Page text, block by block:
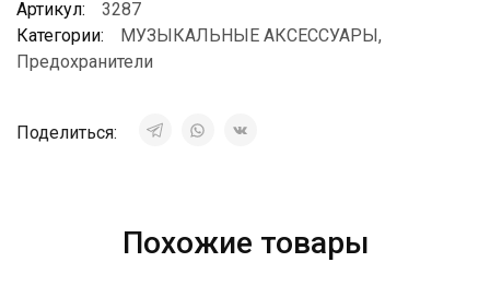
Артикул:
3287
Категории:
МУЗЫКАЛЬНЫЕ АКСЕССУАРЫ,
Предохранители
Поделиться:
Похожие товары